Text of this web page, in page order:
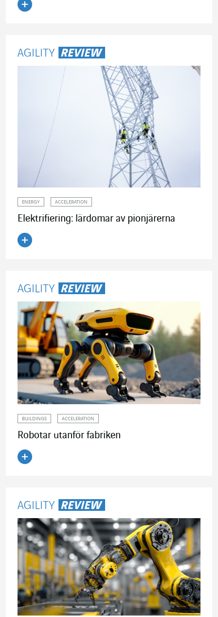
ENERGY ACCELERATION
Elektrifiering: lärdomar av pionjärerna
BUILDINGS ACCELERATION
Robotar utanför fabriken